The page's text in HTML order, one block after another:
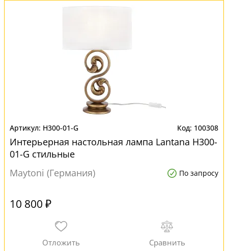
H300-01-G 100308
Интерьерная настольная лампа Lantana H300-
01-G стильные
Maytoni (Германия)
По запросу
10 800 ₽